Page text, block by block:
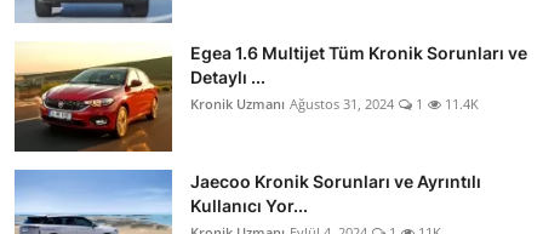
Egea 1.6 Multijet Tüm Kronik Sorunları ve
Detaylı ...
Kronik Uzmanı Ağustos 31, 2024 1 11.4K
Jaecoo Kronik Sorunları ve Ayrıntılı
Kullanıcı Yor...